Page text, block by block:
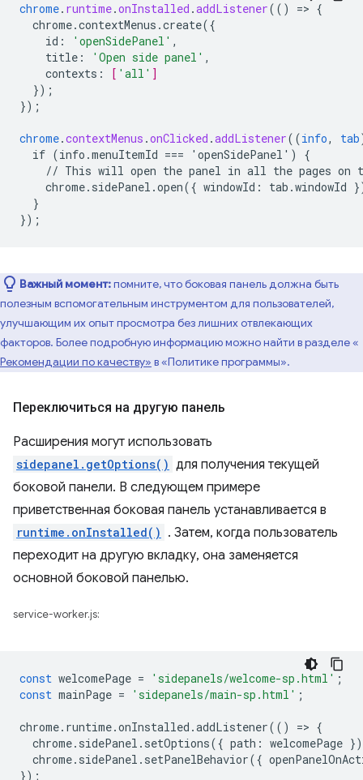
chrome. runtime.onInstalled .addListener(() => {
chrome.contextMenus.create({
id : 'openSidePanel' ,
title : 'Open side panel' ,
contexts : [ 'all' ]
});
});
chrome.contextMenus .onClicked .addListener((info, tab
if (info.menuItemId === 'openSidePanel')
{
// This will open the panel in all the pages on
chrome.sidePanel.open({ windowId : tab .windowId }
}
});
Важный момент:помните, что боковая панель должна быть
полезным вспомогательным инструментом для пользователей,
улучшающим их опыт просмотра без лишних отвлекающих
факторов. Более подробную информацию можно найти в разделе «
Рекомендации по качеству» в «Политике программы».
Переключиться на другую панель
Расширения могут использовать
sidepanel.getOptions() для получения текущей
боковой панели. В следующем примере
приветственная боковая панель устанавливается в
runtime.onInstalled() . Затем, когда пользователь
переходит на другую вкладку, она заменяется
основной боковой панелью.
service-worker.js:
const welcomePage = 'sidepanels/welcome-sp.html' ;
const mainPage = 'sidepanels/main-sp.html' ;
chrome. runtime.onInstalled .addListener(() => {
chrome. sidePanel . setOptions({ path : welcomePage
chrome. sidePanel . setPanelBehavior({
});